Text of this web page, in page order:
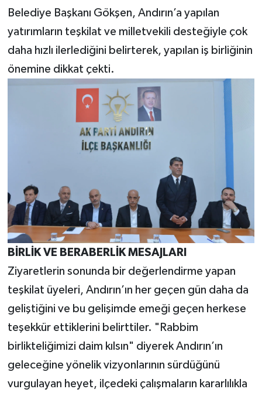
Belediye Başkanı Gökşen, Andırın’a yapılan
yatırımların teşkilat ve milletvekili desteğiyle çok
daha hızlı ilerlediğini belirterek, yapılan iş birliğinin
önemine dikkat çekti.
BİRLİK VE BERABERLİK MESAJLARI
Ziyaretlerin sonunda bir değerlendirme yapan
teşkilat üyeleri, Andırın’ın her geçen gün daha da
geliştiğini ve bu gelişimde emeği geçen herkese
teşekkür ettiklerini belirttiler. "Rabbim
birlikteliğimizi daim kılsın" diyerek Andırın’ın
geleceğine yönelik vizyonlarının sürdüğünü
vurgulayan heyet, ilçedeki çalışmaların kararlılıkla